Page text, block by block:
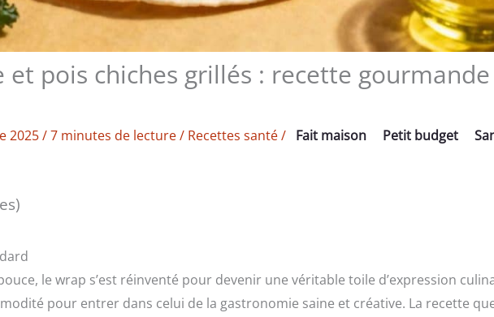
et pois chiches grillés : recette
2025/7 minutes de lecture/ Recettes santé/ Fait maison Petit budget
le wrap s’est réinventé pour devenir une véritable toile d’expression
pour entrer dans celui de la gastronomie saine et créative. La recette